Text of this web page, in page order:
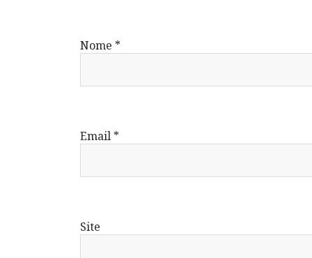
Nome *
Email *
Site